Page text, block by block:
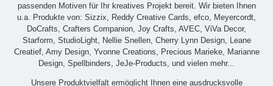
passenden Motiven für Ihr kreatives Projekt bereit. Wir bieten Ihnen
u.a. Produkte von: Sizzix, Reddy Creative Cards, efco, Meyercordt,
DoCrafts, Crafters Companion, Joy Crafts, AVEC, ViVa Decor,
Starform, StudioLight, Nellie Snellen, Cherry Lynn Design, Leane
Creatief, Amy Design, Yvonne Creations, Precious Marieke, Marianne
Design, Spellbinders, JeJe-Products, und vielen mehr...
Unsere Produktvielfalt ermöglicht Ihnen eine ausdrucksvolle